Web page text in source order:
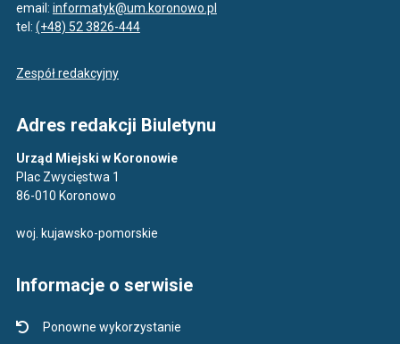
email: informatyk@um.koronowo.pl
tel: (+48) 52 3826-444
Zespół redakcyjny
Adres redakcji Biuletynu
Urząd Miejski w Koronowie
Plac Zwycięstwa 1
86-010 Koronowo
woj. kujawsko-pomorskie
Informacje o serwisie
Ponowne wykorzystanie